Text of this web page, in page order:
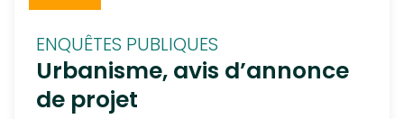
Urbanisme, avis d’annonce
de projet
ENQUÊTES PUBLIQUES